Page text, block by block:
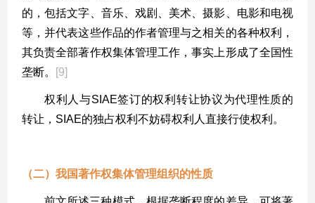
的，包括文字、音乐、戏剧、美术、摄影、电影和电视
等，并代表这些作品的作者管理与之相关的各种权利，
其负责全部著作权集体管理工作，事实上形成了全国性
垄断。
[9]
权利人与SIAE签订的权利转让协议为代理性质的
转让， SIAE的独占权利不妨碍权利人直接行使权利。
（二）我国著作权集体管理组织的性质